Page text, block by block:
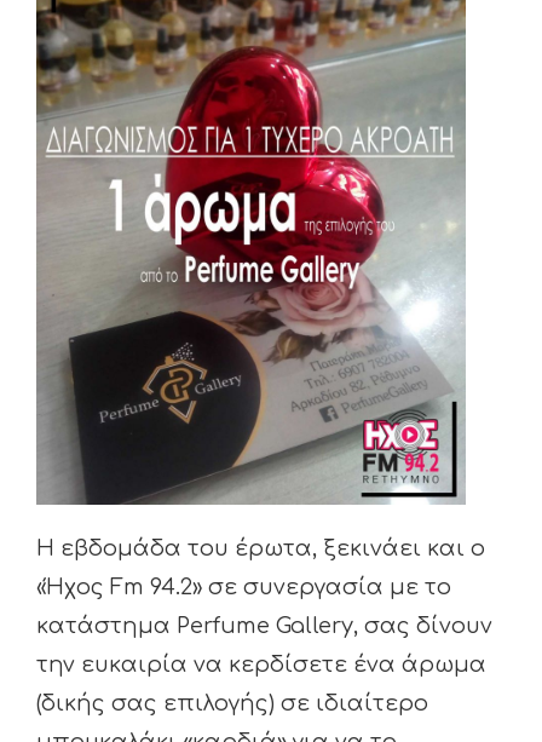
Η εβδομάδα του έρωτα, ξεκινάει και ο
«Ήχος Fm 94.2» σε συνεργασία με το
κατάστημα Perfume Gallery, σας δίνουν
την ευκαιρία να κερδίσετε ένα άρωμα
(δικής σας επιλογής) σε ιδιαίτερο